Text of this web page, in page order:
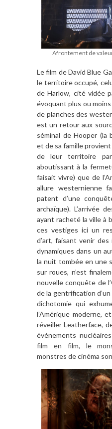
Afrontement de
Le film de David Blue
le territoire occupé,
de Harlow, cité vidée
évoquant plus ou
de planches des
est un retour aux
séminal de Hooper (la
et de sa famille
de leur territoire
aboutissant à la
faisait vivre) que de
allure westernienne
patent d’une
archaïque). L’arrivée
ayant racheté la ville à
ces vestiges ici un
d’art, faisant venir
dynamiques dans un
la nuit tombée en une
sur roues, n’est
nouvelle conquête de
de la gentrification
dichotomie qui
l’Amérique moderne,
réveiller Leatherface,
événements
film en film, le
monstres de cinéma